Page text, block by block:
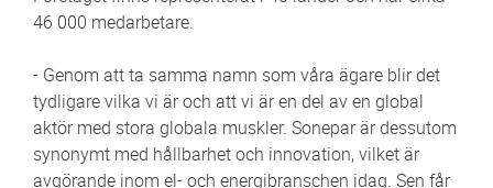
46 000 medarbetare.
- Genom att ta samma namn som våra ägare blir det
tydligare vilka vi är och att vi är en del av en global
aktör med stora globala muskler. Sonepar är dessutom
synonymt med hållbarhet och innovation, vilket är
avgörande inom el- och energibranschen idag. Sen får